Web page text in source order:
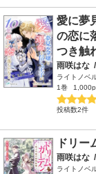
愛に夢
の恋に
つき触
雨咲はな /
ライトノベ
1巻
投稿数2件
ドリ
雨咲はな /
ライトノベ